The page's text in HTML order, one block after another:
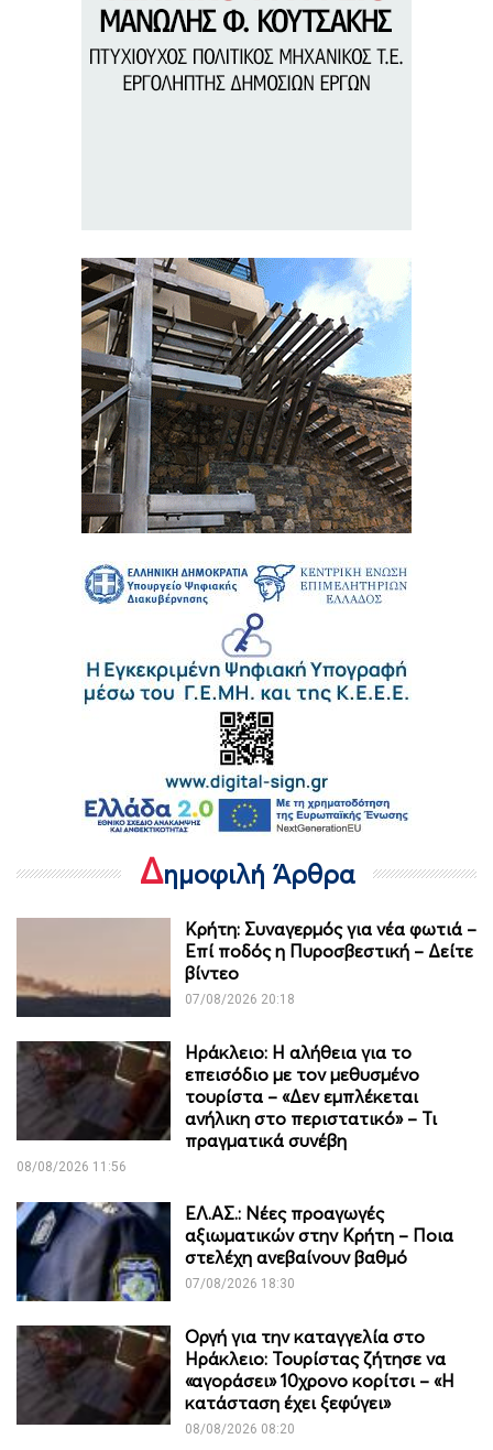
Δημοφιλή Άρθρα
Κρήτη: Συναγερμός για νέα φωτιά –
Επί ποδός η Πυροσβεστική – Δείτε
βίντεο
07/08/2026 20:18
Ηράκλειο: Η αλήθεια για το
επεισόδιο με τον μεθυσμένο
τουρίστα – «Δεν εμπλέκεται
ανήλικη στο περιστατικό» – Τι
πραγματικά συνέβη
08/08/2026 11:56
ΕΛ.ΑΣ.: Νέες προαγωγές
αξιωματικών στην Κρήτη – Ποια
στελέχη ανεβαίνουν βαθμό
07/08/2026 18:30
Οργή για την καταγγελία στο
Ηράκλειο: Τουρίστας ζήτησε να
«αγοράσει» 10χρονο κορίτσι – «Η
κατάσταση έχει ξεφύγει»
08/08/2026 08:20